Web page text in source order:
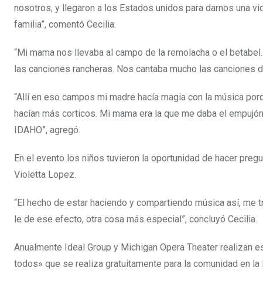
nosotros, y llegaron a los Estados unidos para darnos una
familia”, comentó Cecilia.
“Mi mama nos llevaba al campo de la remolacha o el
las canciones rancheras. Nos cantaba mucho las canciones
“Allí en eso campos mi madre hacía magia con la música
hacían más corticos. Mi mama era la que me daba el
IDAHO”, agregó.
En el evento los niños tuvieron la oportunidad de hacer
Violetta Lopez.
“El hecho de estar haciendo y compartiendo música así,
le de ese efecto, otra cosa más especial”, concluyó Cecilia.
Anualmente Ideal Group y Michigan Opera Theater realizan
todos» que se realiza gratuitamente para la comunidad en